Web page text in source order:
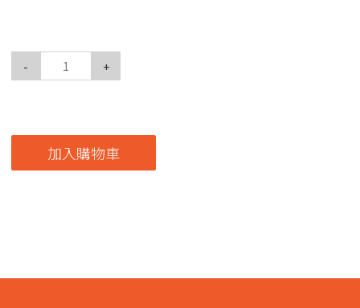
- +
加入購物車